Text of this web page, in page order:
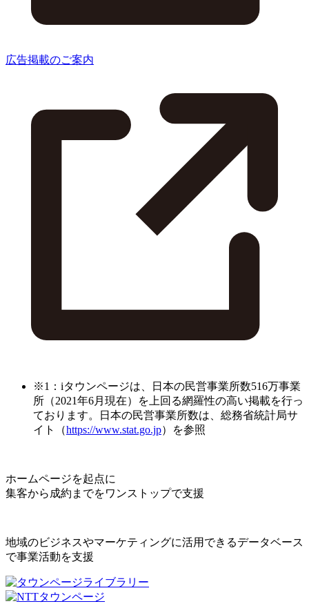
広告掲載のご案内
※1：iタウンページは、日本の民営事業所数516万事業
所（2021年6月現在）を上回る網羅性の高い掲載を行っ
ております。日本の民営事業所数は、総務省統計局サ
イト（https://www.stat.go.jp）を参照
ホームページを起点に
集客から成約までをワンストップで支援
地域のビジネスやマーケティングに活用できるデータベース
で事業活動を支援